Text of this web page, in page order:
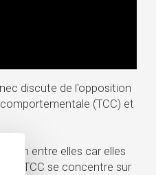
discute de l'opposition
(TCC) et
entre elles car elles
La TCC se concentre sur